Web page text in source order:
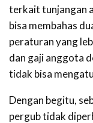
terkait tunjangan
bisa membahas
peraturan yang
dan gaji anggota
tidak bisa
Dengan begitu,
pergub tidak